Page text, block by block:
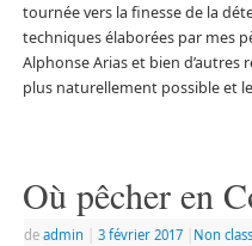
tournée vers la finesse de la
techniques élaborées par mes
Alphonse Arias et bien
plus naturellement possible et
Où pêcher en
de admin 3 février 2017 Non